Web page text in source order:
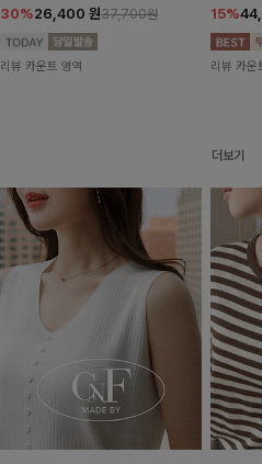
30%26,400 원37,700원
리뷰 카운트 영역
15%
리뷰 카운
더보기